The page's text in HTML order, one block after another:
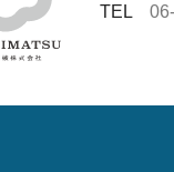
TEL